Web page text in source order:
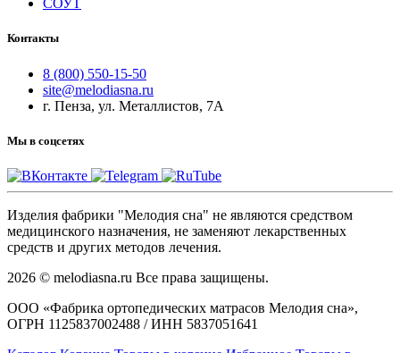
СОУТ
Контакты
8 (800) 550-15-50
site@melodiasna.ru
г. Пенза, ул. Металлистов, 7А
Мы в соцсетях
Изделия фабрики "Мелодия сна" не являются средством
медицинского назначения, не заменяют лекарственных
средств и других методов лечения.
2026 © melodiasna.ru Все права защищены.
ООО «Фабрика ортопедических матрасов Мелодия сна»,
ОГРН 1125837002488 / ИНН 5837051641